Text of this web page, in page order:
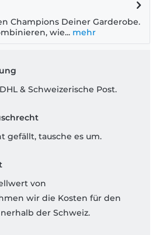
Champions Deiner Garderobe.
wie... mehr
& Schweizerische Post.
gefällt, tausche es um.
von
wir die Kosten für den
der Schweiz.